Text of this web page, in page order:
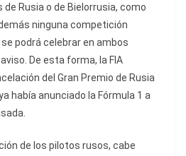
Rusia o de Bielorrusia, como
ninguna competición
podrá celebrar en ambos
De esta forma, la FIA
del Gran Premio de Rusia
había anunciado la Fórmula 1 a
de los pilotos rusos, cabe